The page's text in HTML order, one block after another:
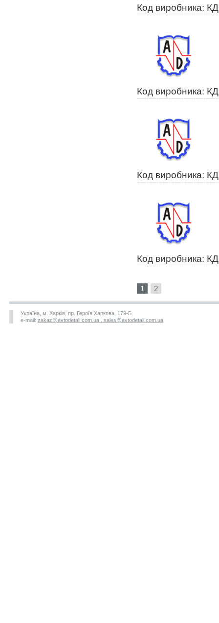
Код виробника:
Код виробника:
Код виробника:
Код виробника:
1 2
Україна, м. Харків, пр. Героїв Харкова, 179-Б
e-mail: zakaz@avtodetali.com.ua , sales@avtodetali.com.ua